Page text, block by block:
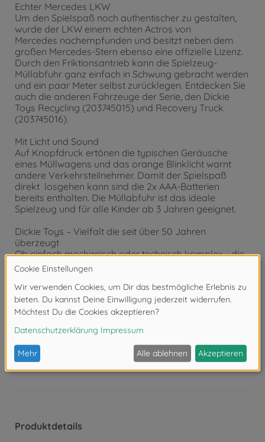
Echter Mercedes LKW
Um den Spielspaß noch authentischer zu gestalten,
wurde der LKW einem echten Actros von
Mercedes nachempfunden und besitzt neben dem
großen Mercedes-Stern ebenso eine offizielle Lizenz.
Durch den Friktionsantrieb kann die Spielzeug-
Müllabfuhr ganz einfach in Schwung gebracht werden
und ein paar Meter selbst zurücklegen. Entdecken Sie
auch die anderen Fahrzeuge der Serie, den Dickie
Toys Recycling (203745015) und Recovery Truck
(203745016).
Mit Licht und Sound
Auf Knopfdruck ertönen die typischen Geräusche
eines Müllwagens und das orange Blinklicht warnt
andere Verkehrsteilnehmer. Damit der Spielspaß
direkt losgehen kann sind die 2x AAA-Batterien
bereits enthalten. Die Müllabfuhr ist das ideale
Spielzeug und für alle Kinder ab 3 Jahren geeignet.
Dickie Toys – Vielfalt die seit über 50 Jahren
überzeugt
Ob einfach mechanisch oder technisch komplex - die
Faszination für alles was fährt, schwimmt oder fliegt,
ist bei Dickie Toys deutlich spürbar. Bagger, Polizei
oder Feuerwehr – Dickie Toys inszeniert die Realität
auf mitreißende Weise und ermöglicht den Kleinen,
die weite Welt mit leuchtenden Augen zu entdecken.
Achtung!Nicht geeignet für Kinder unter 3
Jahren. Erstickungsgefahr durch Kleinteile.
Produktdetails